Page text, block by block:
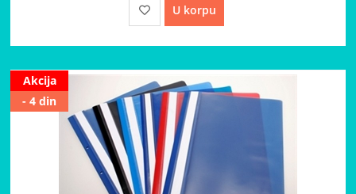
U korpu
Akcija
- 4 din